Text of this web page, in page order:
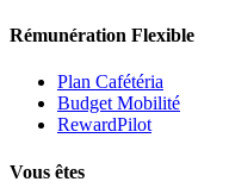
Rémunération Flexible
Plan Cafétéria
Budget Mobilité
RewardPilot
Vous êtes